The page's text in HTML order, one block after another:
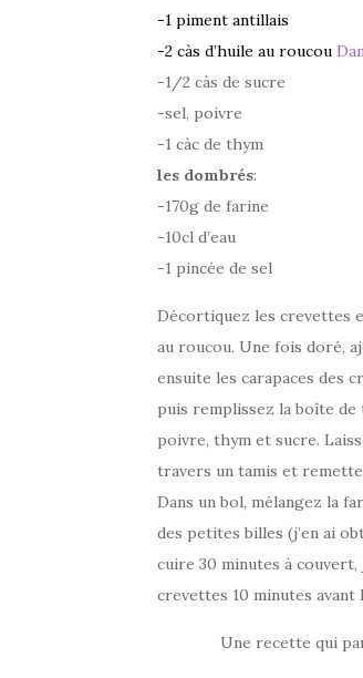
-1 piment antillais
-2 càs d’huile au roucou
-1/2 càs de sucre
-sel, poivre
-1 càc de thym
les dombrés:
-170g de farine
-10cl d’eau
-1 pincée de sel
Décortiquez les crevettes
au roucou. Une fois doré,
ensuite les carapaces des
puis remplissez la boîte de
poivre, thym et sucre.
travers un tamis et
Dans un bol, mélangez la
des petites billes (j’en ai
cuire 30 minutes à couvert,
crevettes 10 minutes avant
Une recette qui